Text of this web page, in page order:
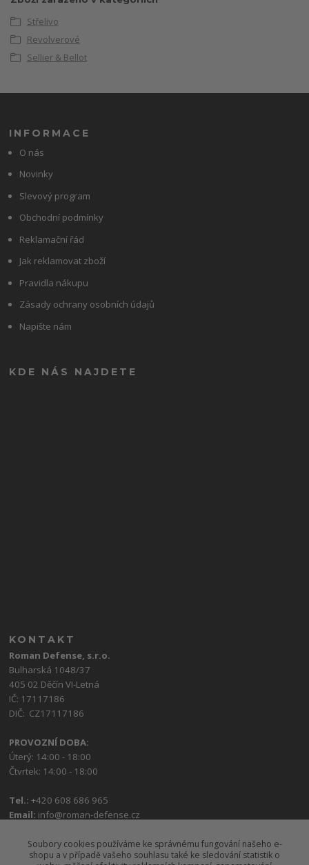
Střelivo
Revolverové
Sellier & Bellot
INFORMACE
O nás
Novinky
Slevový program
Obchodní podmínky
Reklamační řád
Jak reklamovat zboží
Pravidla nákupu
Zásady ochrany osobních údajů
Napište nám
KDE NÁS NAJDETE
KONTAKT
Roman Defense, s.r.o.
Bulharská 1048/37
405 02 Děčín VI-Letná
IČ: 17117186
DIČ: CZ17117186
PROVOZNÍ DOBA:
Úterý: 14:00 - 18:00
Čtvrtek: 14:00 - 18:00
Tel.:+420 608 686 965
Email: info@roman-defense.cz
Soubory cookies používáme ke správnému fungování našeho e-
shopu a v případě vašeho souhlasu také ke sledování statistik o